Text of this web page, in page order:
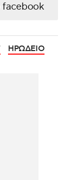
facebook
ΗΡΩΔΕΙΟ